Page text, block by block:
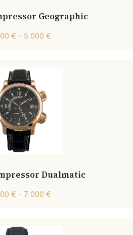
Geographic
€ - 5 000 €
Dualmatic
€ - 7 000 €